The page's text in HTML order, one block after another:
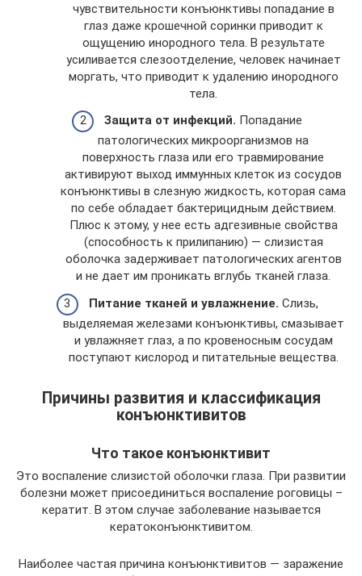
чувствительности конъюнктивы попадание в
глаз даже крошечной соринки приводит к
ощущению инородного тела. В результате
усиливается слезоотделение, человек начинает
моргать, что приводит к удалению инородного
тела.
Защита от инфекций. Попадание
патологических микроорганизмов на
поверхность глаза или его травмирование
активируют выход иммунных клеток из сосудов
конъюнктивы в слезную жидкость, которая сама
по себе обладает бактерицидным действием.
Плюс к этому, у нее есть адгезивные свойства
(способность к прилипанию) — слизистая
оболочка задерживает патологических агентов
и не дает им проникать вглубь тканей глаза.
Питание тканей и увлажнение. Слизь,
выделяемая железами конъюнктивы, смазывает
и увлажняет глаз, а по кровеносным сосудам
поступают кислород и питательные вещества.
Причины развития и классификация
конъюнктивитов
Что такое конъюнктивит
Это воспаление слизистой оболочки глаза. При развитии
болезни может присоединиться воспаление роговицы –
кератит. В этом случае заболевание называется
кератоконъюнктивитом.
Наиболее частая причина конъюнктивитов — заражение